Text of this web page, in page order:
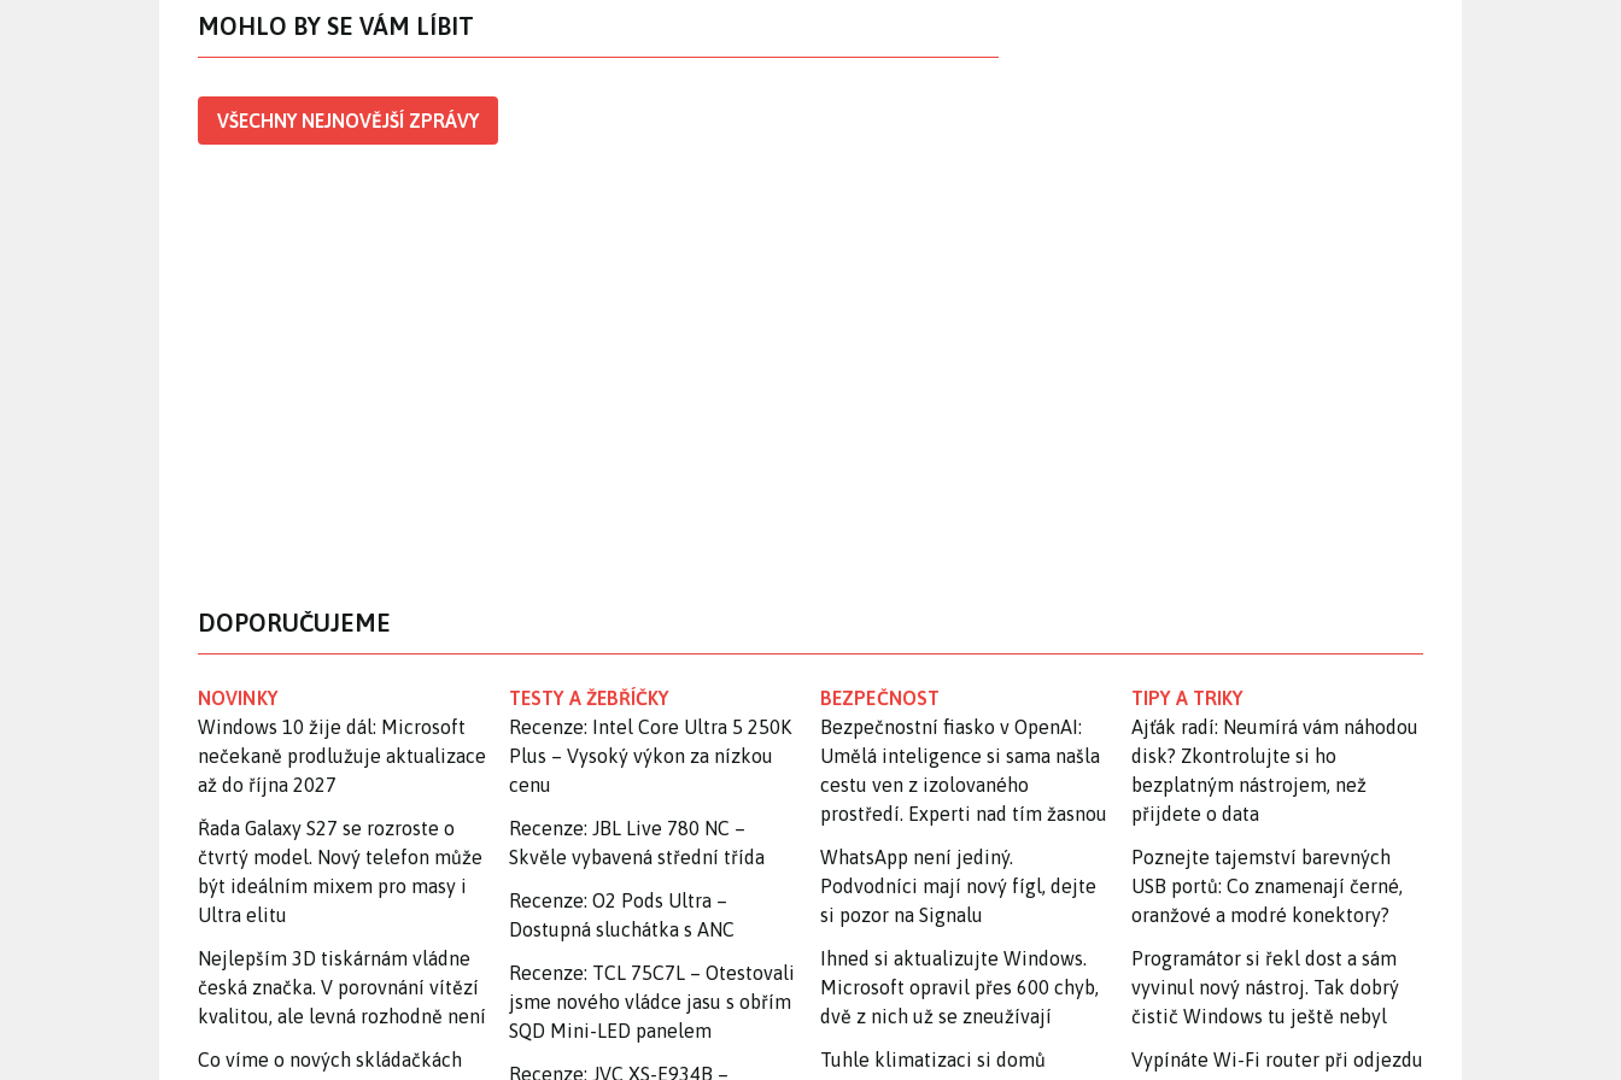
MOHLO BY SE VÁM LÍBIT
VŠECHNY NEJNOVĚJŠÍ ZPRÁVY
DOPORUČUJEME
NOVINKY
Windows 10 žije dál: Microsoft
nečekaně prodlužuje aktualizace
až do října 2027
Řada Galaxy S27 se rozroste o
čtvrtý model. Nový telefon může
být ideálním mixem pro masy i
Ultra elitu
Nejlepším 3D tiskárnám vládne
česká značka. V porovnání vítězí
kvalitou, ale levná rozhodně není
Co víme o nových skládačkách
TESTY A ŽEBŘÍČKY
Recenze: Intel Core Ultra 5 250K
Plus – Vysoký výkon za nízkou
cenu
Recenze: JBL Live 780 NC –
Skvěle vybavená střední třída
Recenze: O2 Pods Ultra –
Dostupná sluchátka s ANC
Recenze: TCL 75C7L – Otestovali
jsme nového vládce jasu s obřím
SQD Mini-LED panelem
Recenze: JVC XS-E934B –
BEZPEČNOST
Bezpečnostní fiasko v OpenAI:
Umělá inteligence si sama našla
cestu ven z izolovaného
prostředí. Experti nad tím žasnou
WhatsApp není jediný.
Podvodníci mají nový fígl, dejte
si pozor na Signalu
Ihned si aktualizujte Windows.
Microsoft opravil přes 600 chyb,
dvě z nich už se zneužívají
Tuhle klimatizaci si domů
TIPY A TRIKY
Ajťák radí: Neumírá vám náhodou
disk? Zkontrolujte si ho
bezplatným nástrojem, než
přijdete o data
Poznejte tajemství barevných
USB portů: Co znamenají černé,
oranžové a modré konektory?
Programátor si řekl dost a sám
vyvinul nový nástroj. Tak dobrý
čistič Windows tu ještě nebyl
Vypínáte Wi-Fi router při odjezdu